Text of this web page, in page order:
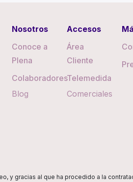
Accesos
Área
Cliente
Telemedida
Comerciales
Nosotros
Conoce a
Plena
Colaboradores
Blog
y gracias al que ha procedido a la